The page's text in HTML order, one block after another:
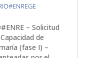
– Solicitud
de
(fase I) –